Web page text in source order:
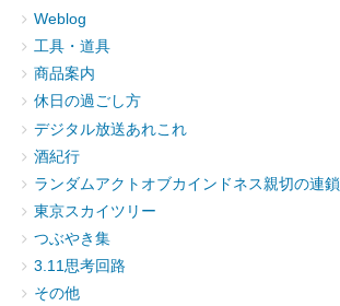
Weblog
工具・道具
商品案内
休日の過ごし方
デジタル放送あれこれ
酒紀行
ランダムアクトオブカインドネス親切の連鎖
東京スカイツリー
つぶやき集
3.11思考回路
その他